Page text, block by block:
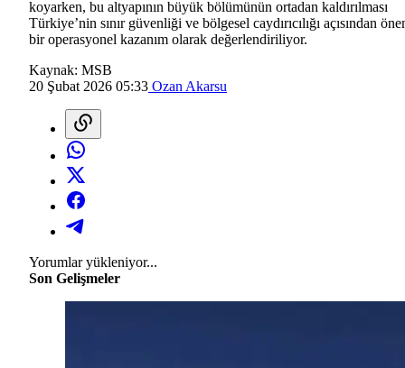
koyarken, bu altyapının büyük bölümünün ortadan kaldırılması
Türkiye’nin sınır güvenliği ve bölgesel caydırıcılığı açısından
bir operasyonel kazanım olarak değerlendiriliyor.
Kaynak: MSB
20 Şubat 2026 05:33 Ozan Akarsu
Yorumlar yükleniyor...
Son Gelişmeler